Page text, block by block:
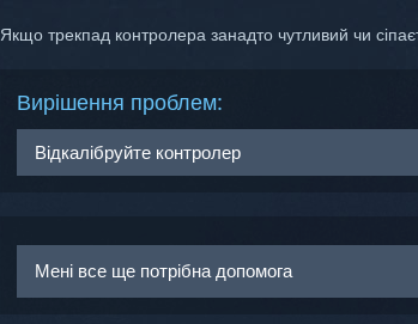
Якщо трекпад контролера занадто чутливий чи
Вирішення проблем:
Відкалібруйте контролер
Вимкніть контролер (утримуйте системну
Утримуючи триґер і кнопку хвату, натисніть
Мені все ще потрібна допомога